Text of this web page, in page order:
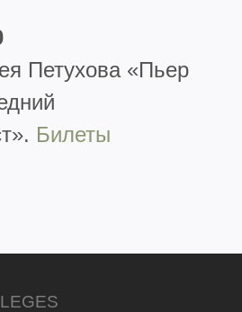
Петухова «Пьер
Билеты